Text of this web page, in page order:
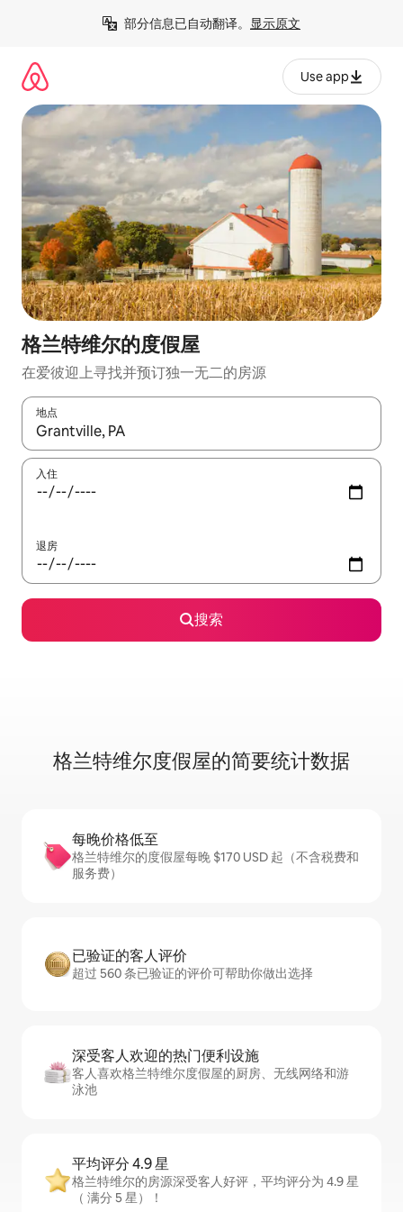
部分信息已自动翻译。 显示原文
Use app
格兰特维尔的度假屋
在爱彼迎上寻找并预订独一无二的房源
地点
如有搜索结果，请使用上下方向键查看，或通过点击或滑动手势
入住
退房
搜索
格兰特维尔度假屋的简要统计数据
每晚价格低至
格兰特维尔的度假屋每晚 $170 USD 起（不含税费和
服务费）
已验证的客人评价
超过 560 条已验证的评价可帮助你做出选择
深受客人欢迎的热门便利设施
客人喜欢格兰特维尔度假屋的厨房、无线网络和游
泳池
平均评分 4.9 星
格兰特维尔的房源深受客人好评，平均评分为 4.9 星
（ 满分 5 星）！